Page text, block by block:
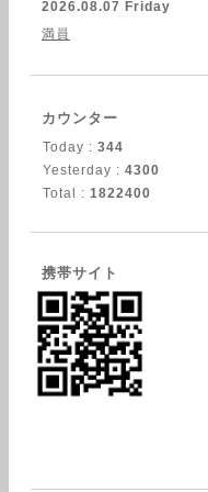
2026.08.07 Friday
満員
カウンター
Today : 344
Yesterday : 4300
Total : 1822400
携帯サイト